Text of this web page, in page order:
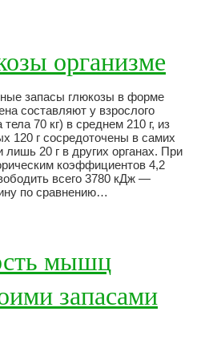
организме
запасы глюкозы в форме
составляют у взрослого
тела 70 кг) в среднем 210 г, из
120 г сосредоточены в самих
20 г в других органах. При
коэффициентов 4,2
всего 3780 кДж —
по сравнению…
мышц
запасами